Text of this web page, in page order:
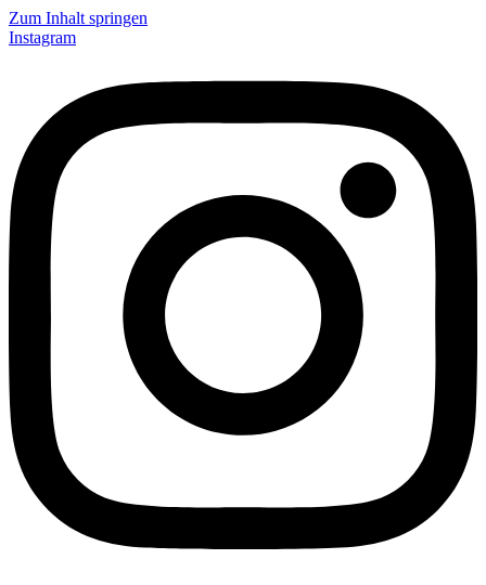
Zum Inhalt springen
Instagram